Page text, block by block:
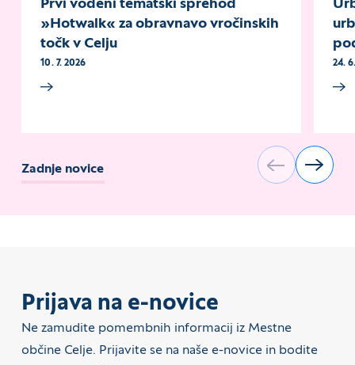
Zadnje novice
Prvi vodeni tematski sprehod
»Hotwalk« za obravnavo vročinskih
točk v Celju
10. 7. 2026 24.
Prijava na e-novice
Ne zamudite pomembnih informacij iz Mestne
občine Celje. Prijavite se na naše e-novice in bodite